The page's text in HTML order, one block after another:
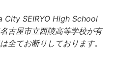
SEIRYO High School
古屋市立西陵高等学校が有
全てお断りしております。